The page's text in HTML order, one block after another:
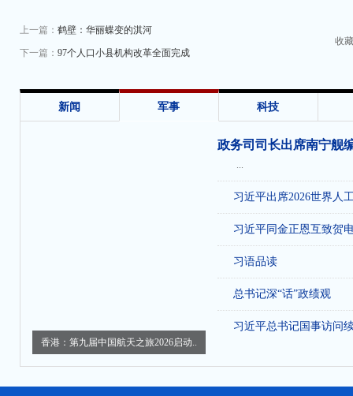
上一篇： 鹤壁：华丽蝶变的淇河
下一篇： 97个人口小县机构改革全面完成
收
新闻 军事 科技
香港：第九届中国航天之旅2026启动..
政务司司长出席南宁舰
...
习近平出席2026世界人
习近平同金正恩互致贺
习语品读
总书记深“话”政绩观
习近平总书记国事访问